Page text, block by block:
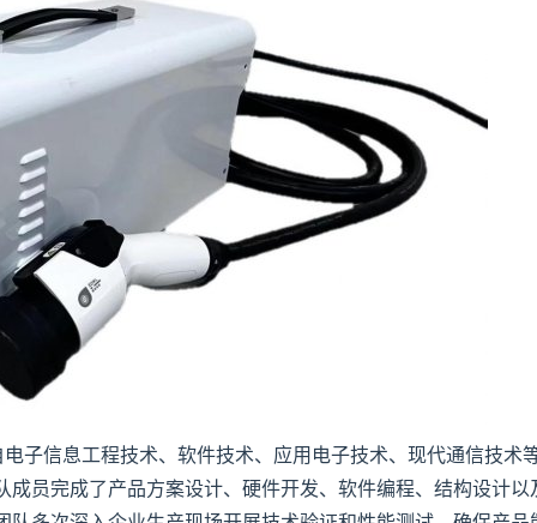
子信息工程技术、软件技术、应用电子技术、现代通信技术
员完成了产品方案设计、硬件开发、软件编程、结构设计以